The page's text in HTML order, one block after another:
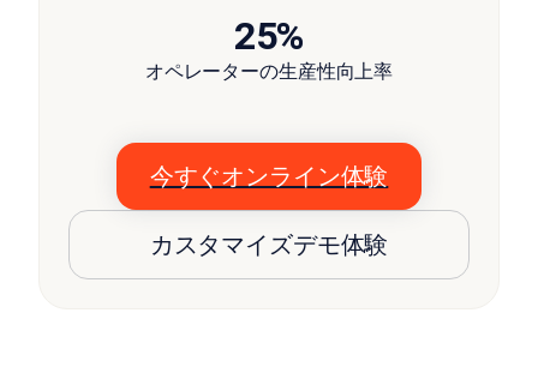
25%
オペレーターの生産性向上率
今すぐオンライン体験
カスタマイズデモ体験